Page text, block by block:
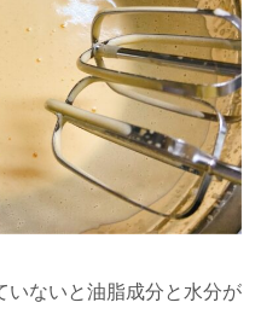
いないと油脂成分と水分が